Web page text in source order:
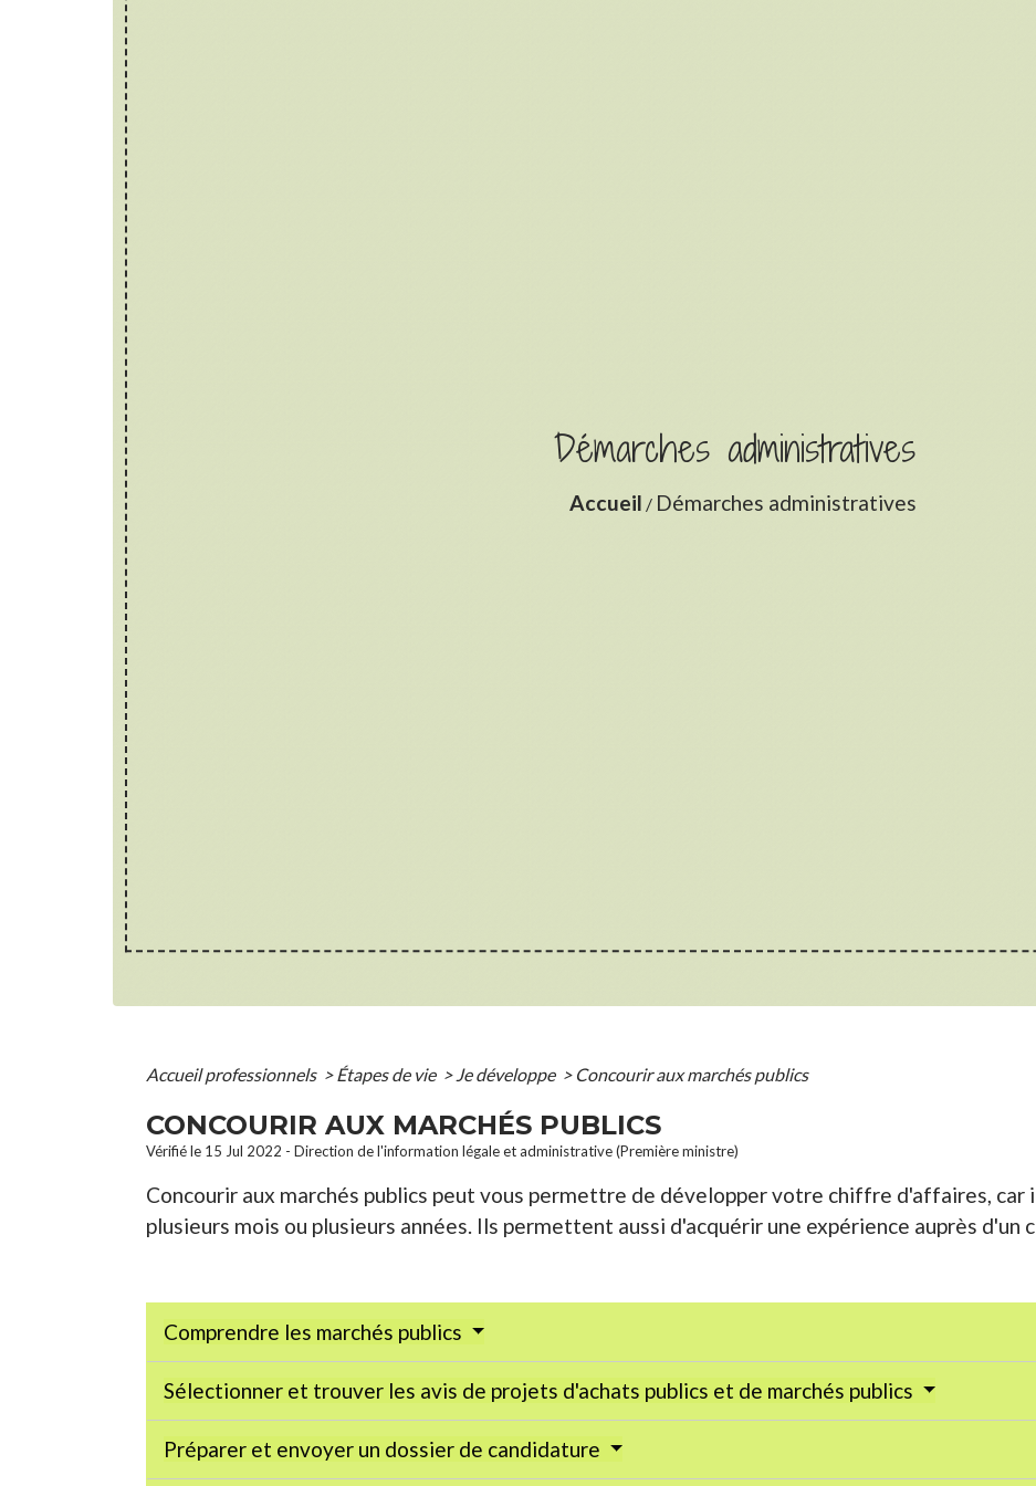
Démarches administratives
Accueil / Démarches administratives
Accueil professionnels > Étapes de vie > Je développe > Concourir aux marchés publics
CONCOURIR AUX MARCHÉS PUBLICS
Vérifié le 15 Jul 2022 - Direction de l'information légale et administrative (Première ministre)
Concourir aux marchés publics peut vous permettre de développer votre chiffre d'affaires, car
plusieurs mois ou plusieurs années. Ils permettent aussi d'acquérir une expérience auprès d'un
Comprendre les marchés publics
Sélectionner et trouver les avis de projets d'achats publics et de marchés publics
Préparer et envoyer un dossier de candidature